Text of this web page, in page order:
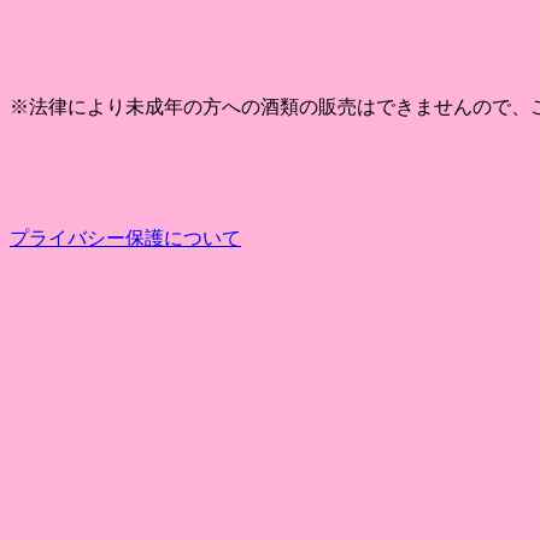
※法律により未成年の方への酒類の販売はできませんので、
プライバシー保護について